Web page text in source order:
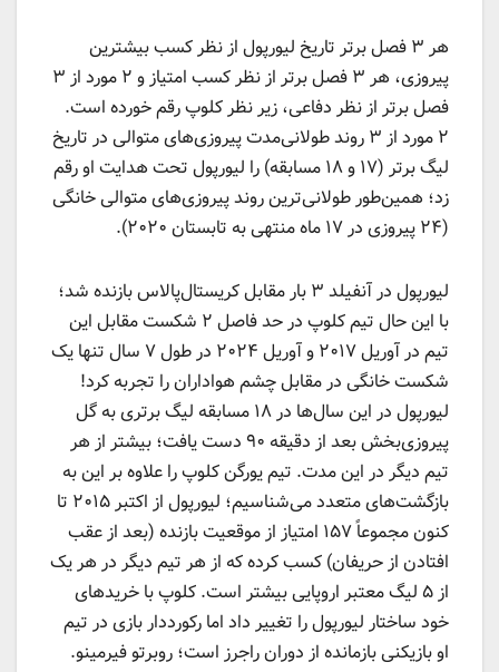
هر ۳ فصل برتر تاریخ لیورپول از نظر کسب بیشترین
پیروزی، هر ۳ فصل برتر از نظر کسب امتیاز و ۲ مورد از ۳
فصل برتر از نظر دفاعی، زیر نظر کلوپ رقم خورده است.
۲ مورد از ۳ روند طولانی‌مدت پیروزی‌های متوالی در تاریخ
لیگ برتر (۱۷ و ۱۸ مسابقه) را لیورپول تحت هدایت او رقم
زد؛ همین‌طور طولانی‌ترین روند پیروزی‌های متوالی خانگی
(۲۴ پیروزی در ۱۷ ماه منتهی به تابستان ۲۰۲۰).
لیورپول در آنفیلد ۳ بار مقابل کریستال‌پالاس بازنده شد؛
با این حال تیم کلوپ در حد فاصل ۲ شکست مقابل این
تیم در آوریل ۲۰۱۷ و آوریل ۲۰۲۴ در طول ۷ سال تنها یک
شکست خانگی در مقابل چشم هواداران را تجربه کرد!
لیورپول در این سال‌ها در ۱۸ مسابقه لیگ برتری به گل
پیروزی‌بخش بعد از دقیقه ۹۰ دست یافت؛ بیشتر از هر
تیم دیگر در این مدت. تیم یورگن کلوپ را علاوه بر این به
بازگشت‌های متعدد می‌شناسیم؛ لیورپول از اکتبر ۲۰۱۵ تا
کنون مجموعاً ۱۵۷ امتیاز از موقعیت بازنده (بعد از عقب
افتادن از حریفان) کسب کرده که از هر تیم دیگر در هر یک
از ۵ لیگ معتبر اروپایی بیشتر است. کلوپ با خریدهای
خود ساختار لیورپول را تغییر داد اما رکورددار بازی در تیم
او بازیکنی بازمانده از دوران راجرز است؛ روبرتو فیرمینو.